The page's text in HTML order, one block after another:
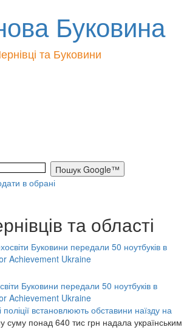
Буковина
та Буковини
в обрані
та області
Буковини передали 50 ноутбуків в
Achievement Ukraine
суму понад 640 тис грн надала українським